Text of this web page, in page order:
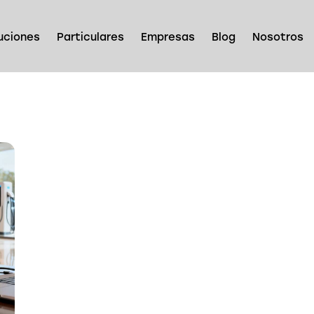
Particulares Empresas Blog Nosotros